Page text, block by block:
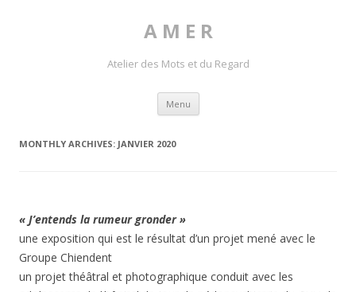
A M E R
Atelier des Mots et du Regard
Menu Skip to content
MONTHLY ARCHIVES: JANVIER 2020
« J’entends la rumeur gronder »
une exposition qui est le résultat d’un projet mené avec le
Groupe Chiendent
un projet théâtral et photographique conduit avec les